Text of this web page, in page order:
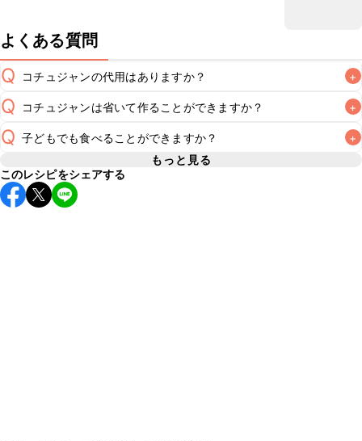
よくある質問
Q コチュジャンの代用はありますか？ +
A
Q コチュジャンは省いて作ることができますか？ +
A
使用量が少ない場合は省いてもお作りいただけますが、メイ
ンの味付けとして使用している場合は省くと味がぼやける可
能性があるため、 こちら
Q 子どもでも食べることができますか？ +
コチュジャンは甘辛い風味が特徴の食材なため、お子様や辛
い味付けが苦手な方は風味や刺激を強く感じる可能性がござ
います。使用する食材や味付けにつきましては普段のお子様
もっと見る
このレシピをシェアする